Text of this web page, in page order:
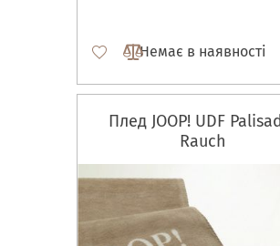
Немає в наявності
Плед JOOP! UDF
Rauch